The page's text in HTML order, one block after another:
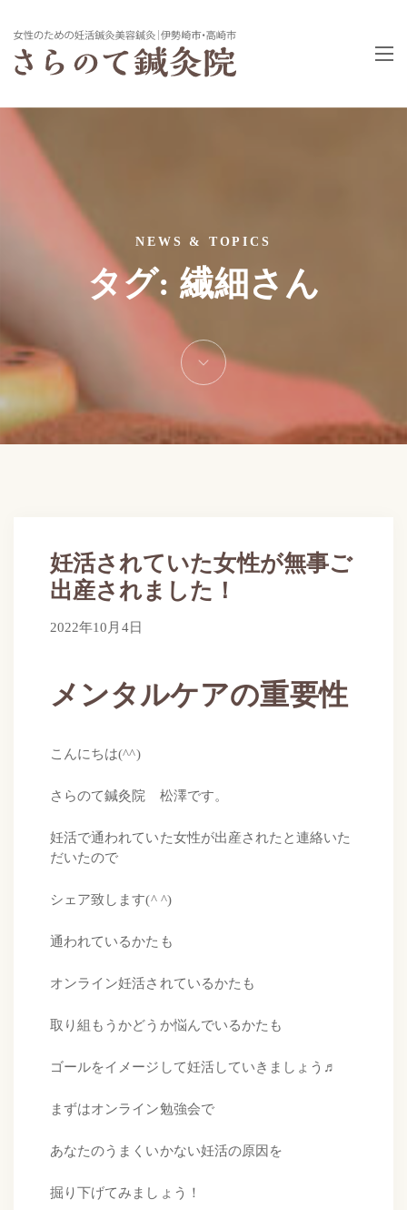
NEWS & TOPICS
タグ: 繊細さん
妊活されていた女性が無事ご
出産されました！
2022年10月4日
メンタルケアの重要性
こんにちは(^^)
さらのて鍼灸院 松澤です。
妊活で通われていた女性が出産されたと連絡いた
だいたので
シェア致します(^ ^)
通われているかたも
オンライン妊活されているかたも
取り組もうかどうか悩んでいるかたも
ゴールをイメージして妊活していきましょう♬
まずはオンライン勉強会で
あなたのうまくいかない妊活の原因を
掘り下げてみましょう！